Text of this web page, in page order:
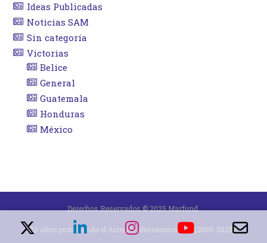
Ideas Publicadas
Noticias SAM
Sin categoría
Victorias
Belice
General
Guatemala
Honduras
México
Derechos Reservados © 2025 Marfund.
20 años protegiendo el Arrecife Mesoamericano (2005-2025).